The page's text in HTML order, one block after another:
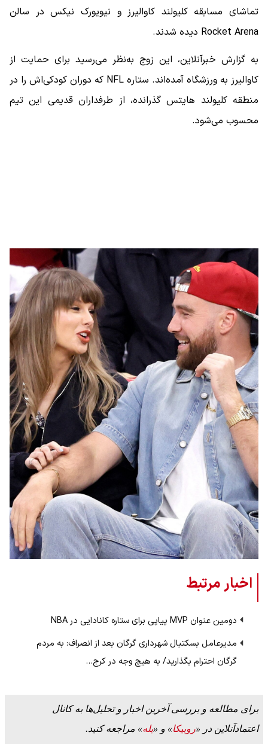
تماشای مسابقه کلیولند کاوالیرز و نیویورک نیکس در سالن
Rocket Arena دیده شدند.
به گزارش خبرآنلاین، این زوج به‌نظر می‌رسید برای حمایت از
کاوالیرز به ورزشگاه آمده‌اند. ستاره NFL که دوران کودکی‌اش را در
منطقه کلیولند هایتس گذرانده، از طرفداران قدیمی این تیم
محسوب می‌شود.
اخبار مرتبط
دومین عنوان MVP پیاپی برای ستاره کانادایی در NBA
مدیرعامل بسکتبال شهرداری گرگان بعد از انصراف: به مردم
گرگان احترام بگذارید/ به هیچ وجه در کرج…
برای مطالعه و بررسی آخرین اخبار و تحلیل‌ها به کانال
اعتمادآنلاین در «روبیکا» و «بله» مراجعه کنید.